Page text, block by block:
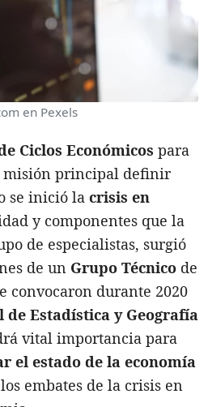
en Pexels
Ciclos Económicos para
misión principal definir
se inició la crisis en
y componentes que la
de especialistas, surgió
de un Grupo Técnico de
convocaron durante 2020
Estadística y Geografía
vital importancia para
el estado de la economía
embates de la crisis en